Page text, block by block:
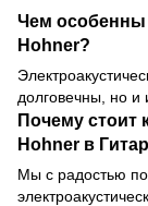
Чем особенны
Hohner?
долговечны, но и
Почему стоит
Hohner в
Мы с радостью